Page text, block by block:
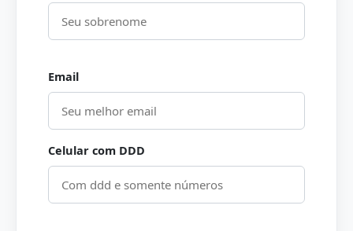
Email
Celular com DDD